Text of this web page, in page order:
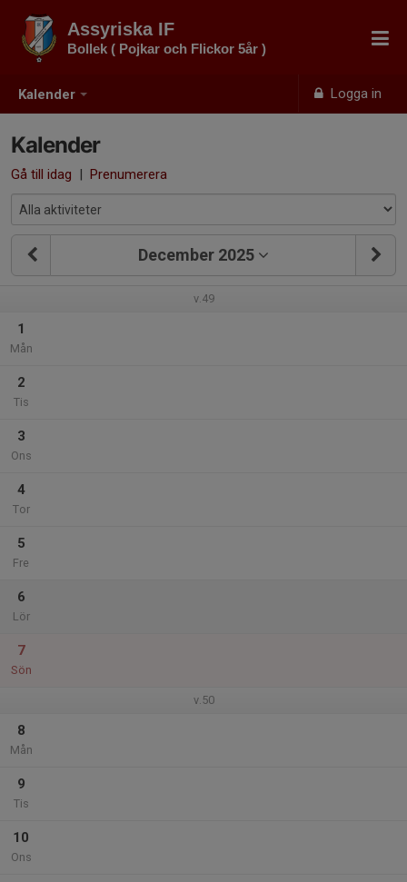
Kalender Logga in
Assyriska IF
Bollek ( Pojkar och Flickor 5år )
Kalender
Gå till idag | Prenumerera
December 2025
v.49
1
Mån
2
Tis
3
Ons
4
Tor
5
Fre
6
Lör
7
Sön
v.50
8
Mån
9
Tis
10
Ons